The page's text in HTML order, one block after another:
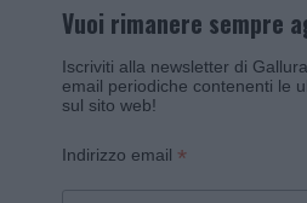
Vuoi rimanere sempre
Iscriviti alla newsletter di
email periodiche contenenti le
sul sito web!
Indirizzo email *